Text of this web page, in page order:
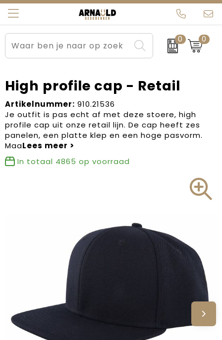
0 0
Relatiegeschenken
Sportkleding
Werkkleding
Kleding en textiel
Tassen
Beurs en Evenementen
Brievenbuspakketten
Carnaval
Dag van de Zorg
Kerstartikelen
Verjaardagen
Voetbal, EK en WK
Voor de bouw
Zomergeschenken
Arnauld Kerstpakketten
MijnEigenKadootje
Ons team
Contact
Blogs
High profile cap - Retail
Artikelnummer: 910.21536
Je outfit is pas echt af met deze stoere, high
profile cap uit onze retail lijn. De cap heeft zes
panelen, een platte klep en een hoge pasvorm.
Maa
In totaal 4865 op voorraad